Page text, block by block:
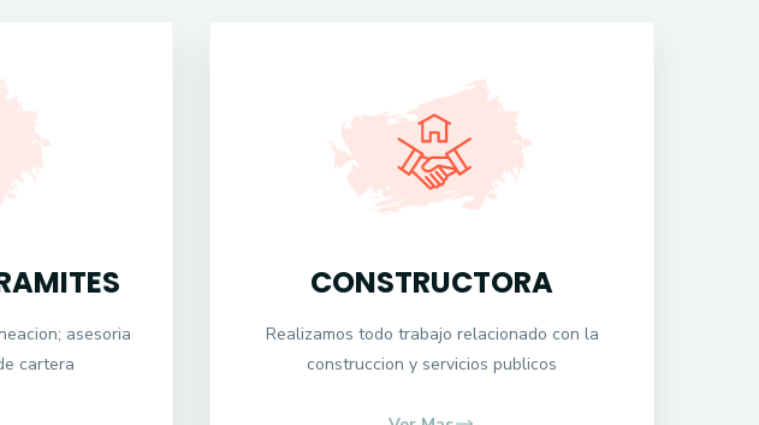
asesoria
cartera
CONSTRUCTORA
Realizamos todo trabajo relacionado con la
construccion y servicios publicos